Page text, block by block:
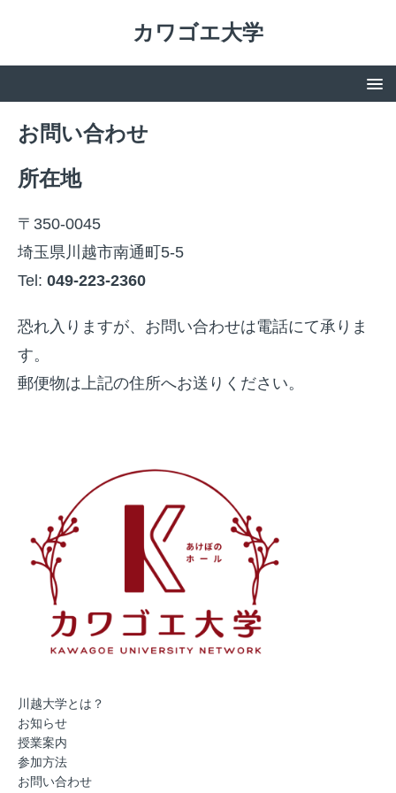
カワゴエ大学
お問い合わせ
所在地
〒350-0045
埼玉県川越市南通町5-5
Tel: 049-223-2360
恐れ入りますが、お問い合わせは電話にて承りま
す。
郵便物は上記の住所へお送りください。
川越大学とは？
お知らせ
授業案内
参加方法
お問い合わせ